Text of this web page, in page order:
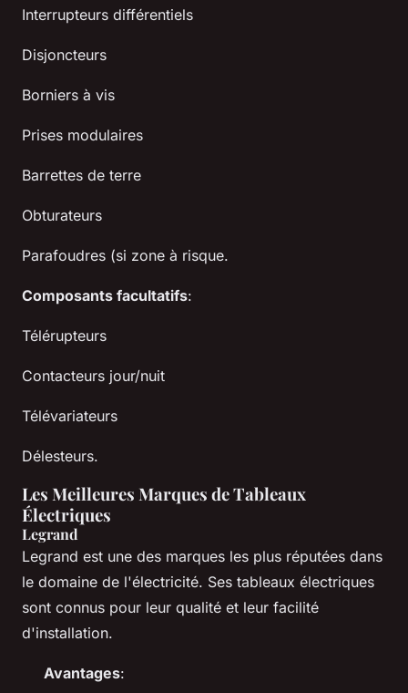
Interrupteurs différentiels
Disjoncteurs
Borniers à vis
Prises modulaires
Barrettes de terre
Obturateurs
Parafoudres (si zone à risque.
Composants facultatifs:
Télérupteurs
Contacteurs jour/nuit
Télévariateurs
Délesteurs.
Les Meilleures Marques de Tableaux
Électriques
Legrand
Legrand est une des marques les plus réputées dans
le domaine de l'électricité. Ses tableaux électriques
sont connus pour leur qualité et leur facilité
d'installation.
Avantages: